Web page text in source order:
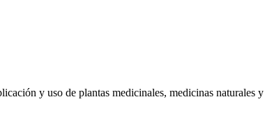
y uso de plantas medicinales, medicinas naturales